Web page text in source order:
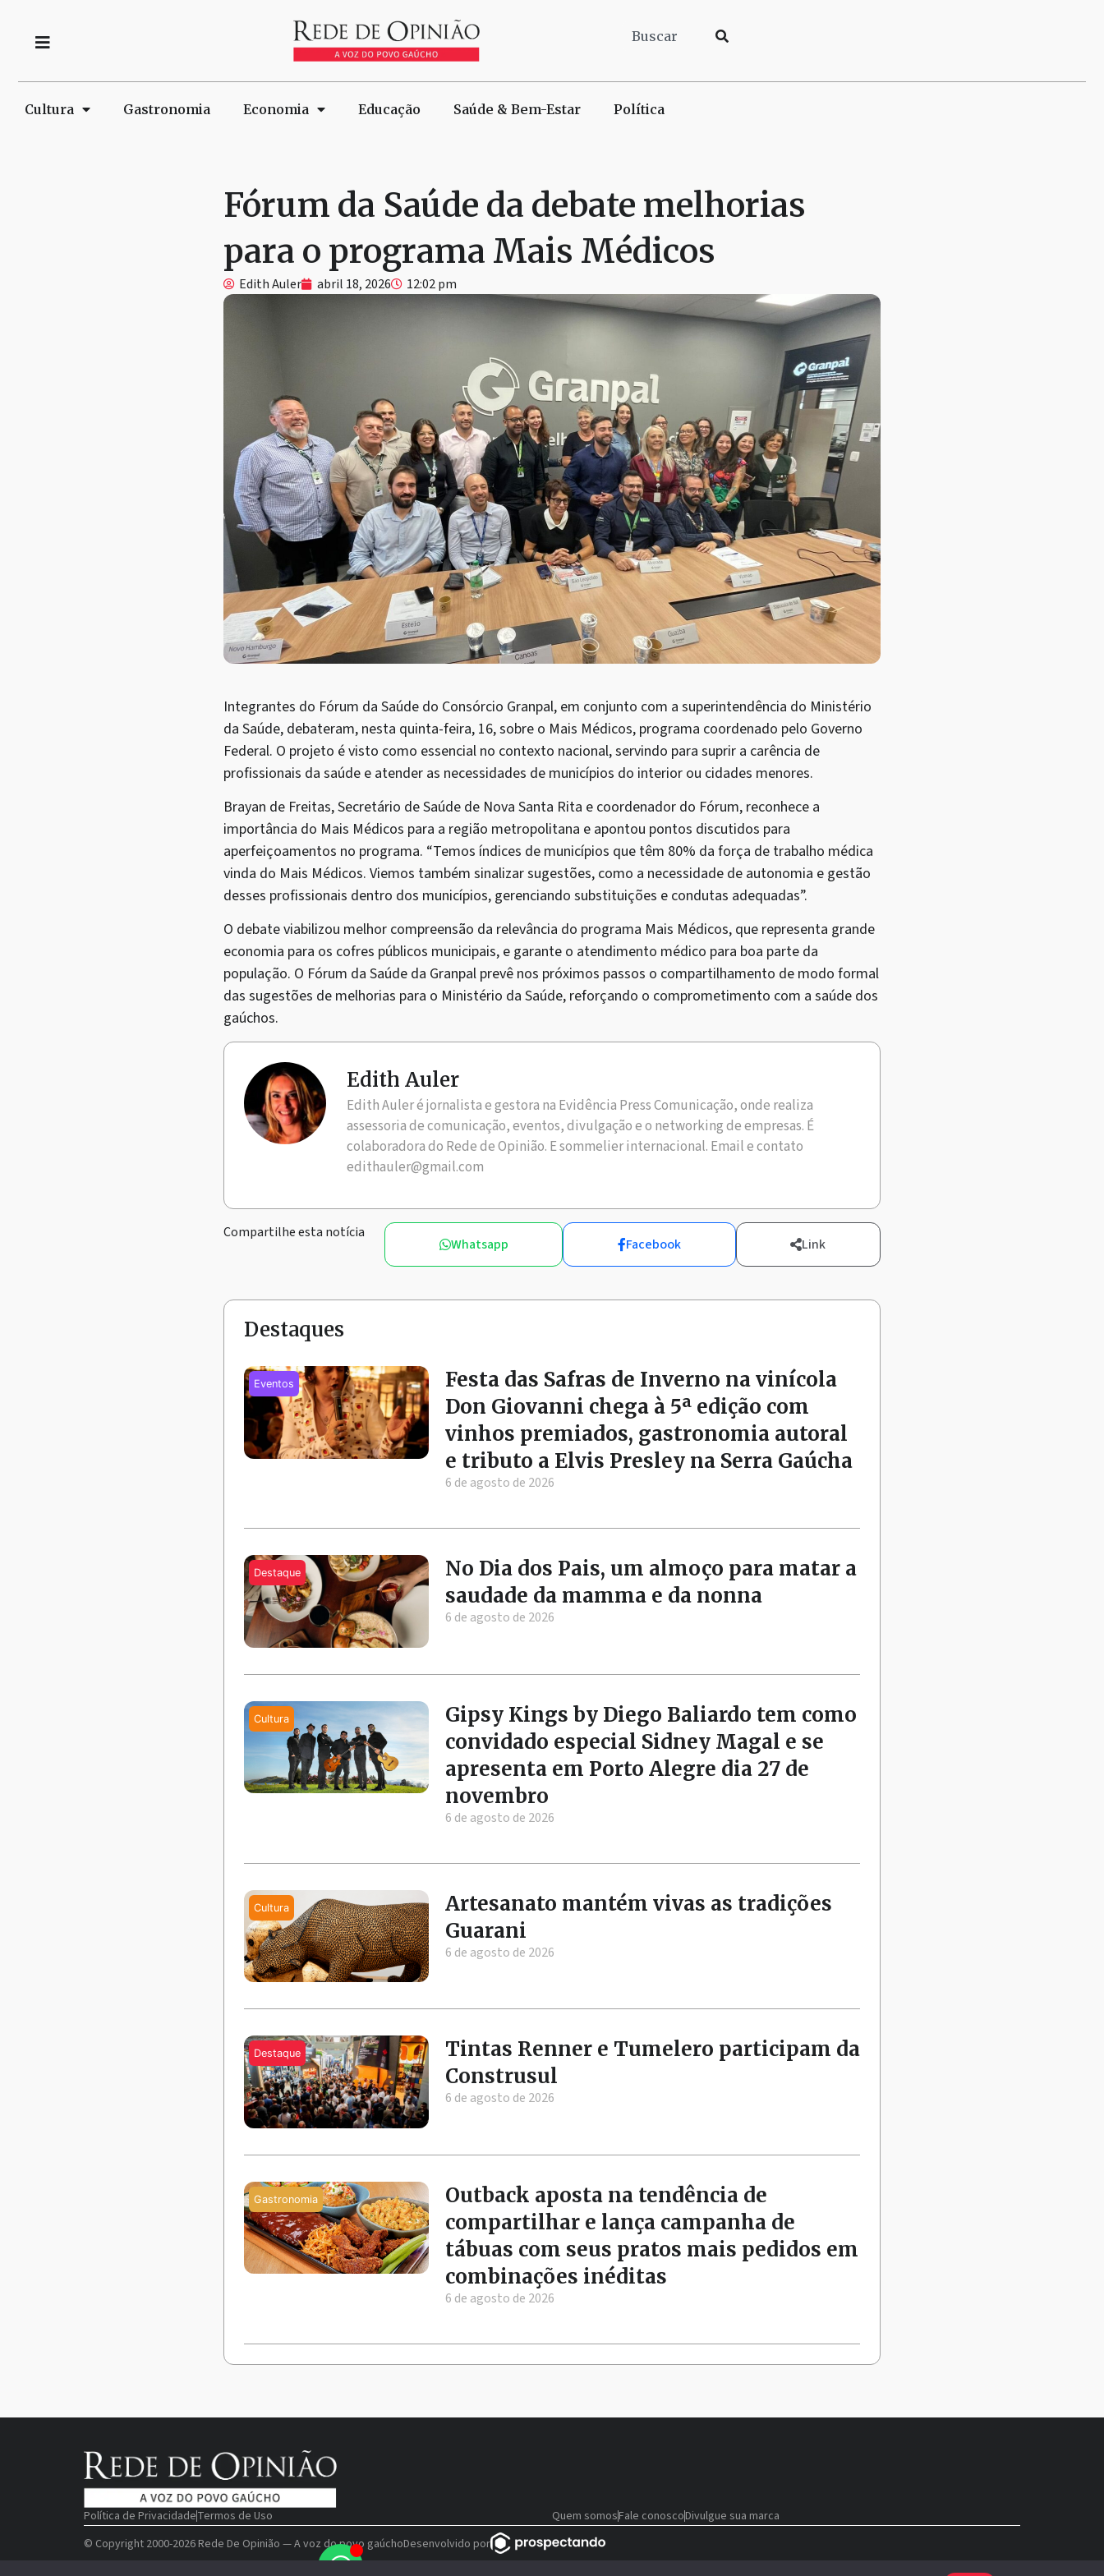
Cultura Gastronomia Economia Educação Saúde & Bem-Estar Política
Fórum da Saúde da debate melhorias
para o programa Mais Médicos
Edith Auler abril 18, 2026 12:02 pm
Integrantes do Fórum da Saúde do Consórcio Granpal, em conjunto com a superintendência do Ministério
da Saúde, debateram, nesta quinta-feira, 16, sobre o Mais Médicos, programa coordenado pelo Governo
Federal. O projeto é visto como essencial no contexto nacional, servindo para suprir a carência de
profissionais da saúde e atender as necessidades de municípios do interior ou cidades menores.
Brayan de Freitas, Secretário de Saúde de Nova Santa Rita e coordenador do Fórum, reconhece a
importância do Mais Médicos para a região metropolitana e apontou pontos discutidos para
aperfeiçoamentos no programa. “Temos índices de municípios que têm 80% da força de trabalho médica
vinda do Mais Médicos. Viemos também sinalizar sugestões, como a necessidade de autonomia e gestão
desses profissionais dentro dos municípios, gerenciando substituições e condutas adequadas”.
O debate viabilizou melhor compreensão da relevância do programa Mais Médicos, que representa grande
economia para os cofres públicos municipais, e garante o atendimento médico para boa parte da
população. O Fórum da Saúde da Granpal prevê nos próximos passos o compartilhamento de modo formal
das sugestões de melhorias para o Ministério da Saúde, reforçando o comprometimento com a saúde dos
gaúchos.
Edith Auler
Edith Auler é jornalista e gestora na Evidência Press Comunicação, onde realiza
assessoria de comunicação, eventos, divulgação e o networking de empresas. É
colaboradora do Rede de Opinião. E sommelier internacional. Email e contato
edithauler@gmail.com
Compartilhe esta notícia
Whatsapp Facebook Link
Destaques
Festa das Safras de Inverno na vinícola
Don Giovanni chega à 5ª edição com
vinhos premiados, gastronomia autoral
e tributo a Elvis Presley na Serra Gaúcha
6 de agosto de 2026
No Dia dos Pais, um almoço para matar a
saudade da mamma e da nonna
6 de agosto de 2026
Gipsy Kings by Diego Baliardo tem como
convidado especial Sidney Magal e se
apresenta em Porto Alegre dia 27 de
novembro
6 de agosto de 2026
Artesanato mantém vivas as tradições
Guarani
6 de agosto de 2026
Tintas Renner e Tumelero participam da
Construsul
6 de agosto de 2026
Outback aposta na tendência de
compartilhar e lança campanha de
tábuas com seus pratos mais pedidos em
combinações inéditas
6 de agosto de 2026
Política de PrivacidadeTermos de Uso Quem somosFale conoscoDivulgue sua marca
© Copyright 2000-2026 Rede De Opinião — A voz do povo gaúchoDesenvolvido por